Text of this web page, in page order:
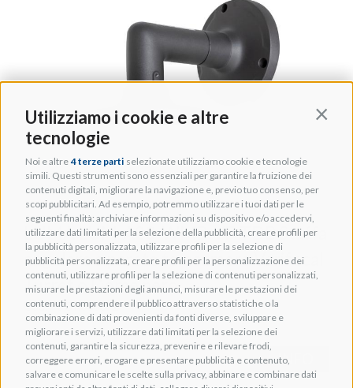
Utilizziamo i cookie e altre
tecnologie
Noi e altre 4 terze parti selezionate utilizziamo cookie e tecnologie
simili. Questi strumenti sono essenziali per garantire la fruizione dei
contenuti digitali, migliorare la navigazione e, previo tuo consenso, per
scopi pubblicitari. Ad esempio, potremmo utilizzare i tuoi dati per le
seguenti finalità: archiviare informazioni su dispositivo e/o accedervi,
utilizzare dati limitati per la selezione della pubblicità, creare profili per
la pubblicità personalizzata, utilizzare profili per la selezione di
pubblicità personalizzata, creare profili per la personalizzazione dei
contenuti, utilizzare profili per la selezione di contenuti personalizzati,
misurare le prestazioni degli annunci, misurare le prestazioni dei
contenuti, comprendere il pubblico attraverso statistiche o la
combinazione di dati provenienti da fonti diverse, sviluppare e
migliorare i servizi, utilizzare dati limitati per la selezione dei
contenuti, garantire la sicurezza, prevenire e rilevare frodi,
correggere errori, erogare e presentare pubblicità e contenuto,
salvare e comunicare le scelte sulla privacy, abbinare e combinare dati
LUMA LUM-A20-WMB-VF-TDB Staffa
angolare a parete telecamere Varifocal
Turret o Dome nero
Cod. TSOR000371
+ INFO